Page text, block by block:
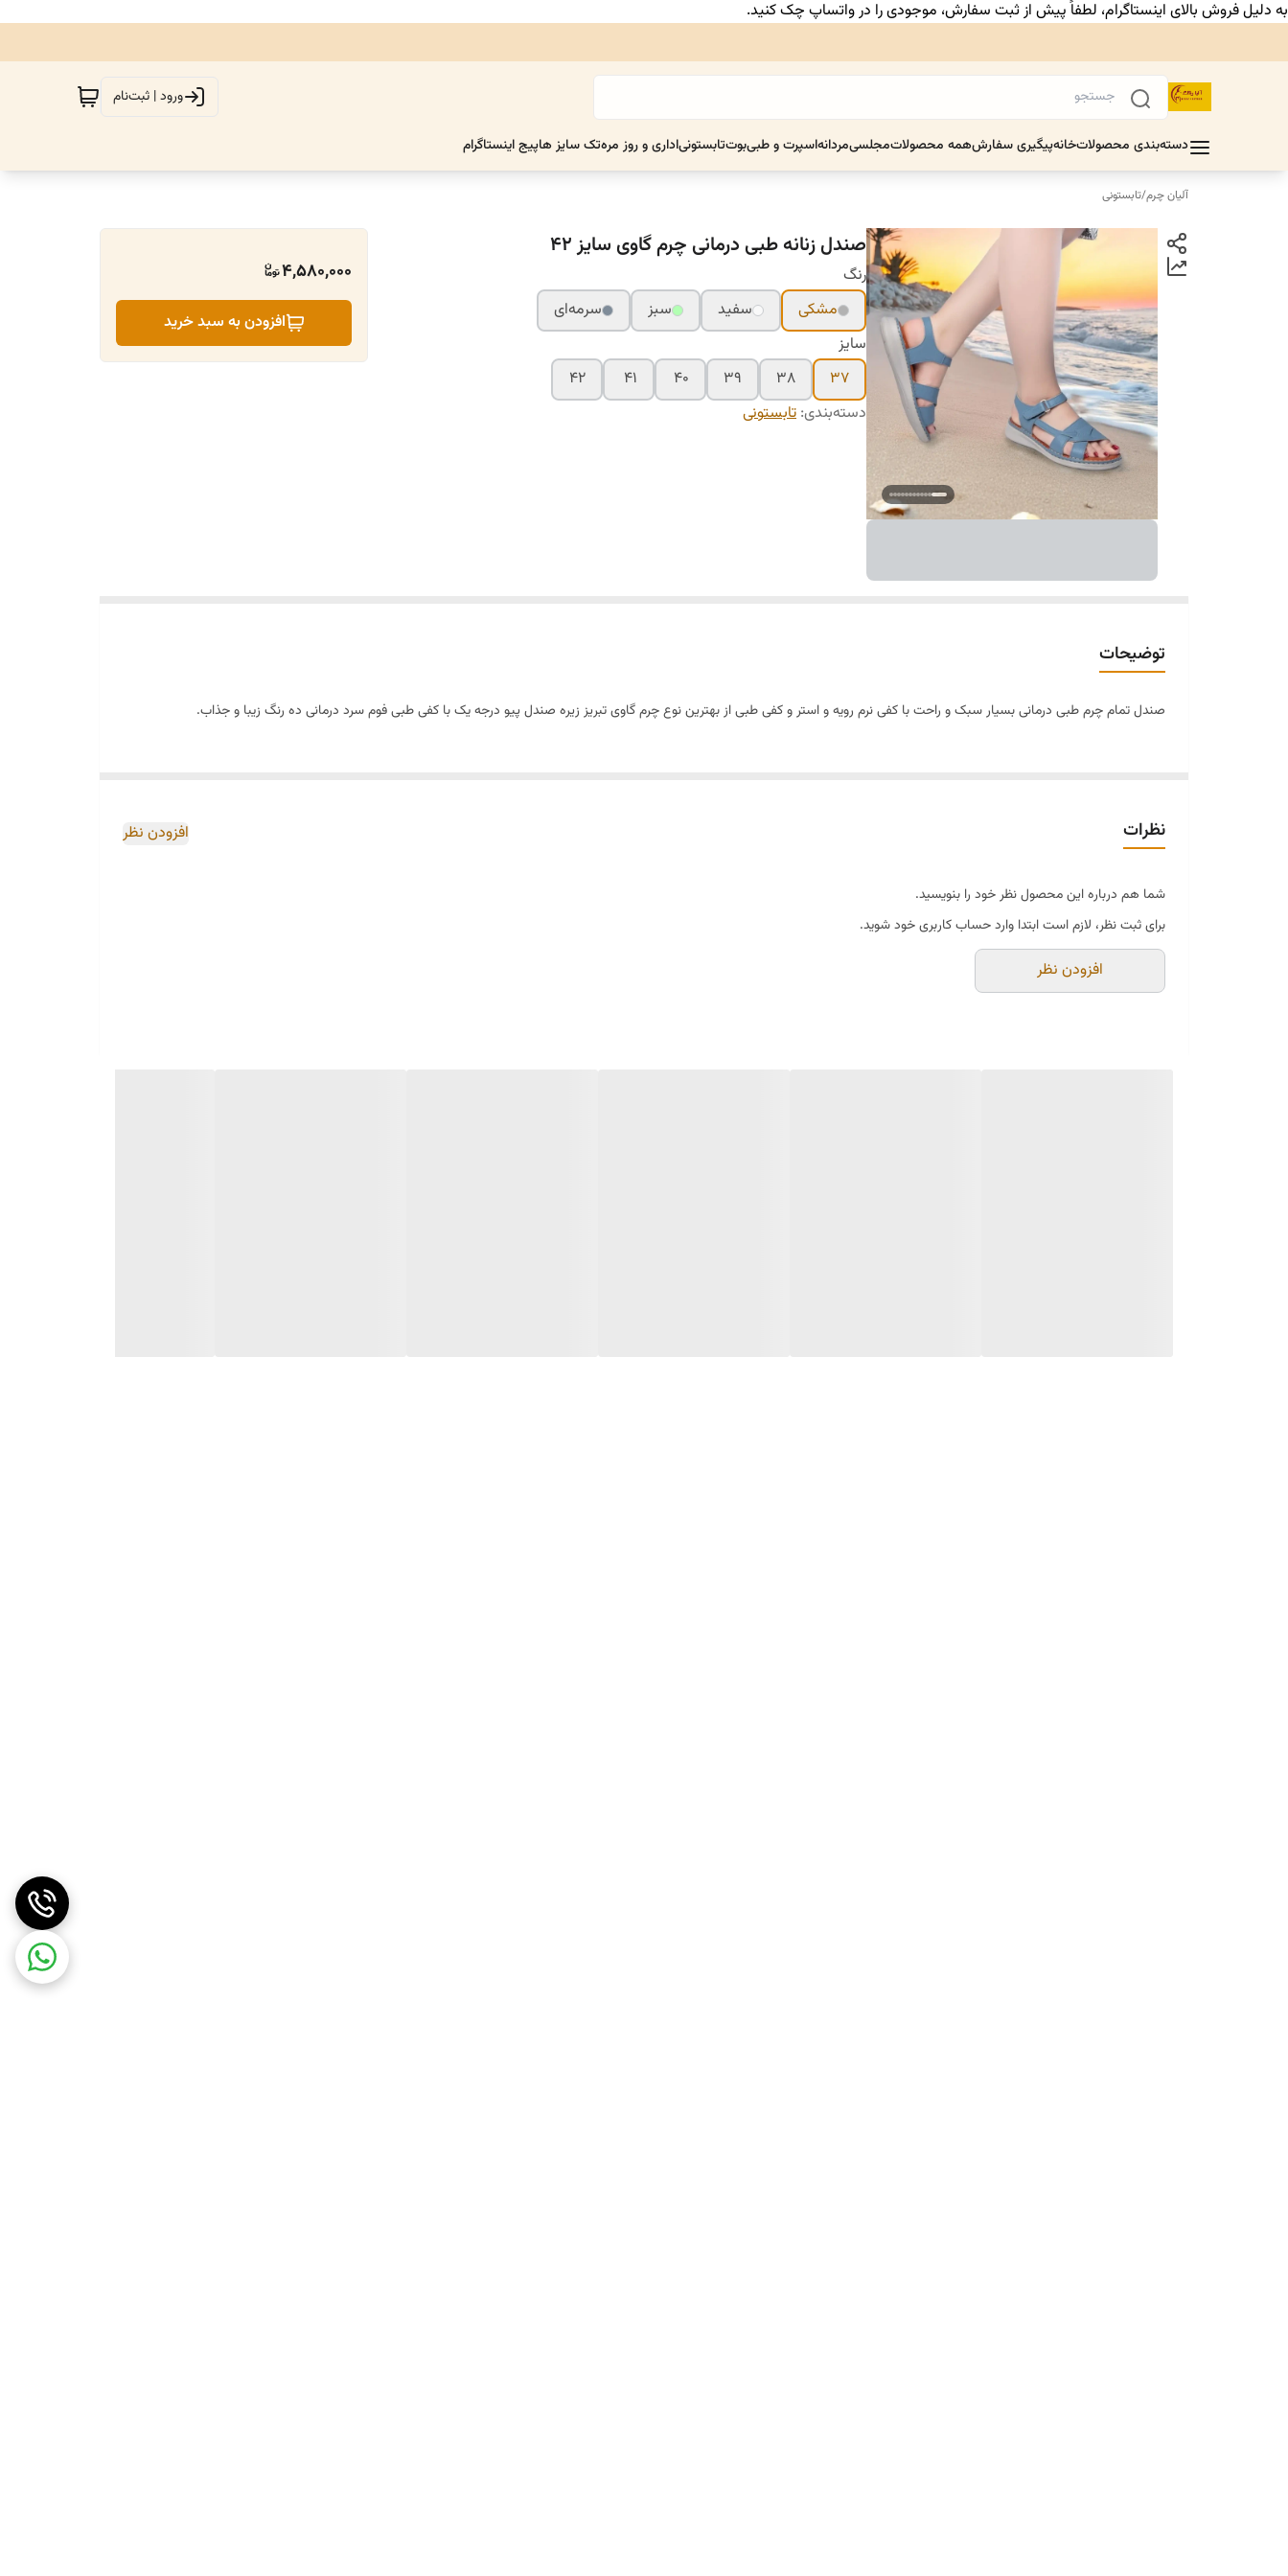
به دلیل فروش بالای اینستاگرام، لطفاً پیش از ثبت سفارش، موجودی را در واتساپ چک کنید.
ورود | ثبت‌نام
دسته‌بندی محصولاتخانهپیگیری سفارشهمه محصولاتمجلسیمردانهاسپرت و طبیبوتتابستونیاداری و روز مرهتک سایز هاپیج اینستاگرام
آلیان چرم/تابستونی
صندل زنانه طبی درمانی چرم گاوی سایز ۴۲
رنگ
مشکی
سفید سبز
سرمه‌ای
سایز
۳۷
۳۸ ۳۹ ۴۰ ۴۱
۴۲
دسته‌بندی: تابستونی
4,580,000
افزودن به سبد خرید
توضیحات
صندل تمام چرم طبی درمانی بسیار سبک و راحت با کفی نرم رویه و استر و کفی طبی از بهترین نوع چرم گاوی تبریز زیره صندل پیو درجه یک با کفی طبی فوم سرد درمانی ده رنگ زیبا و جذاب.
نظرات افزودن نظر
شما هم درباره این محصول نظر خود را بنویسید.
برای ثبت نظر، لازم است ابتدا وارد حساب کاربری خود شوید.
افزودن نظر